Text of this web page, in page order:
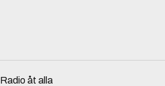
Radio åt alla